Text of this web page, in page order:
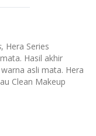
, Hera Series
Hasil akhir
asli mata. Hera
Clean Makeup